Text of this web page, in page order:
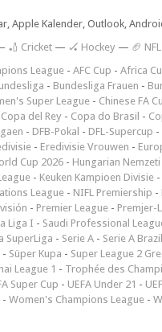
Apple Kalender, Outlook,
🏏 Cricket — 🏑 Hockey — 🏈 NFL
League - AFC Cup - Africa
- Bundesliga Frauen -
Super League - Chinese FA
Copa del Rey - Copa do Brasil -
- DFB-Pokal - DFL-Supercup -
- Eredivisie Vrouwen -
Cup 2026 - Hungarian
- Keuken Kampioen Divisie -
League - NIFL Premiership -
- Premier League - Premjer-
Liga I - Saudi Professional
SuperLiga - Serie A - Serie A Brazil
- Süper Kupa - Super League 2
League 1 - Trophée des
Super Cup - UEFA Under 21 -
- Women's Champions League -